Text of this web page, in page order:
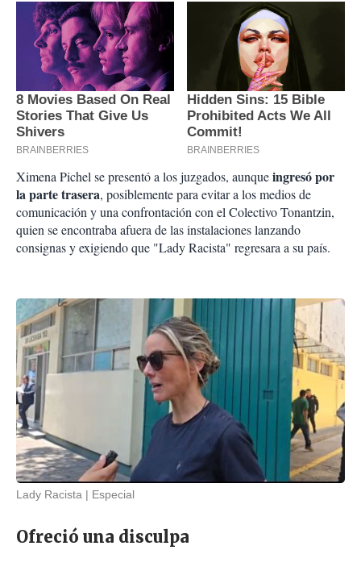
Ximena Pichel se presentó a los juzgados, aunqueingresó por
la parte trasera, posiblemente para evitar a los medios de
comunicación y una confrontación con el Colectivo Tonantzin,
quien se encontraba afuera de las instalaciones lanzando
consignas y exigiendo que "Lady Racista" regresara a su país.
Lady Racista Especial
Ofreció una disculpa